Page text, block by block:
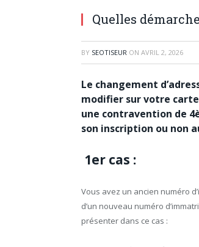
Quelles
BY SEOTISEUR ON AVRIL 2, 2026
Le changement
modifier sur votre carte
une contravention de
son inscription ou non
1er cas :
Vous avez un ancien numéro
d’un nouveau numéro
présenter dans ce cas :